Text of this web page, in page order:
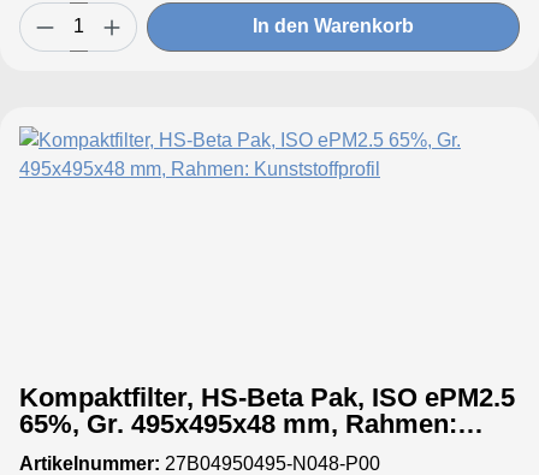
In den Warenkorb
Kompaktfilter, HS-Beta Pak, ISO ePM2.5
65%, Gr. 495x495x48 mm, Rahmen:
Kunststoffprofil
Artikelnummer: 27B04950495-N048-P00